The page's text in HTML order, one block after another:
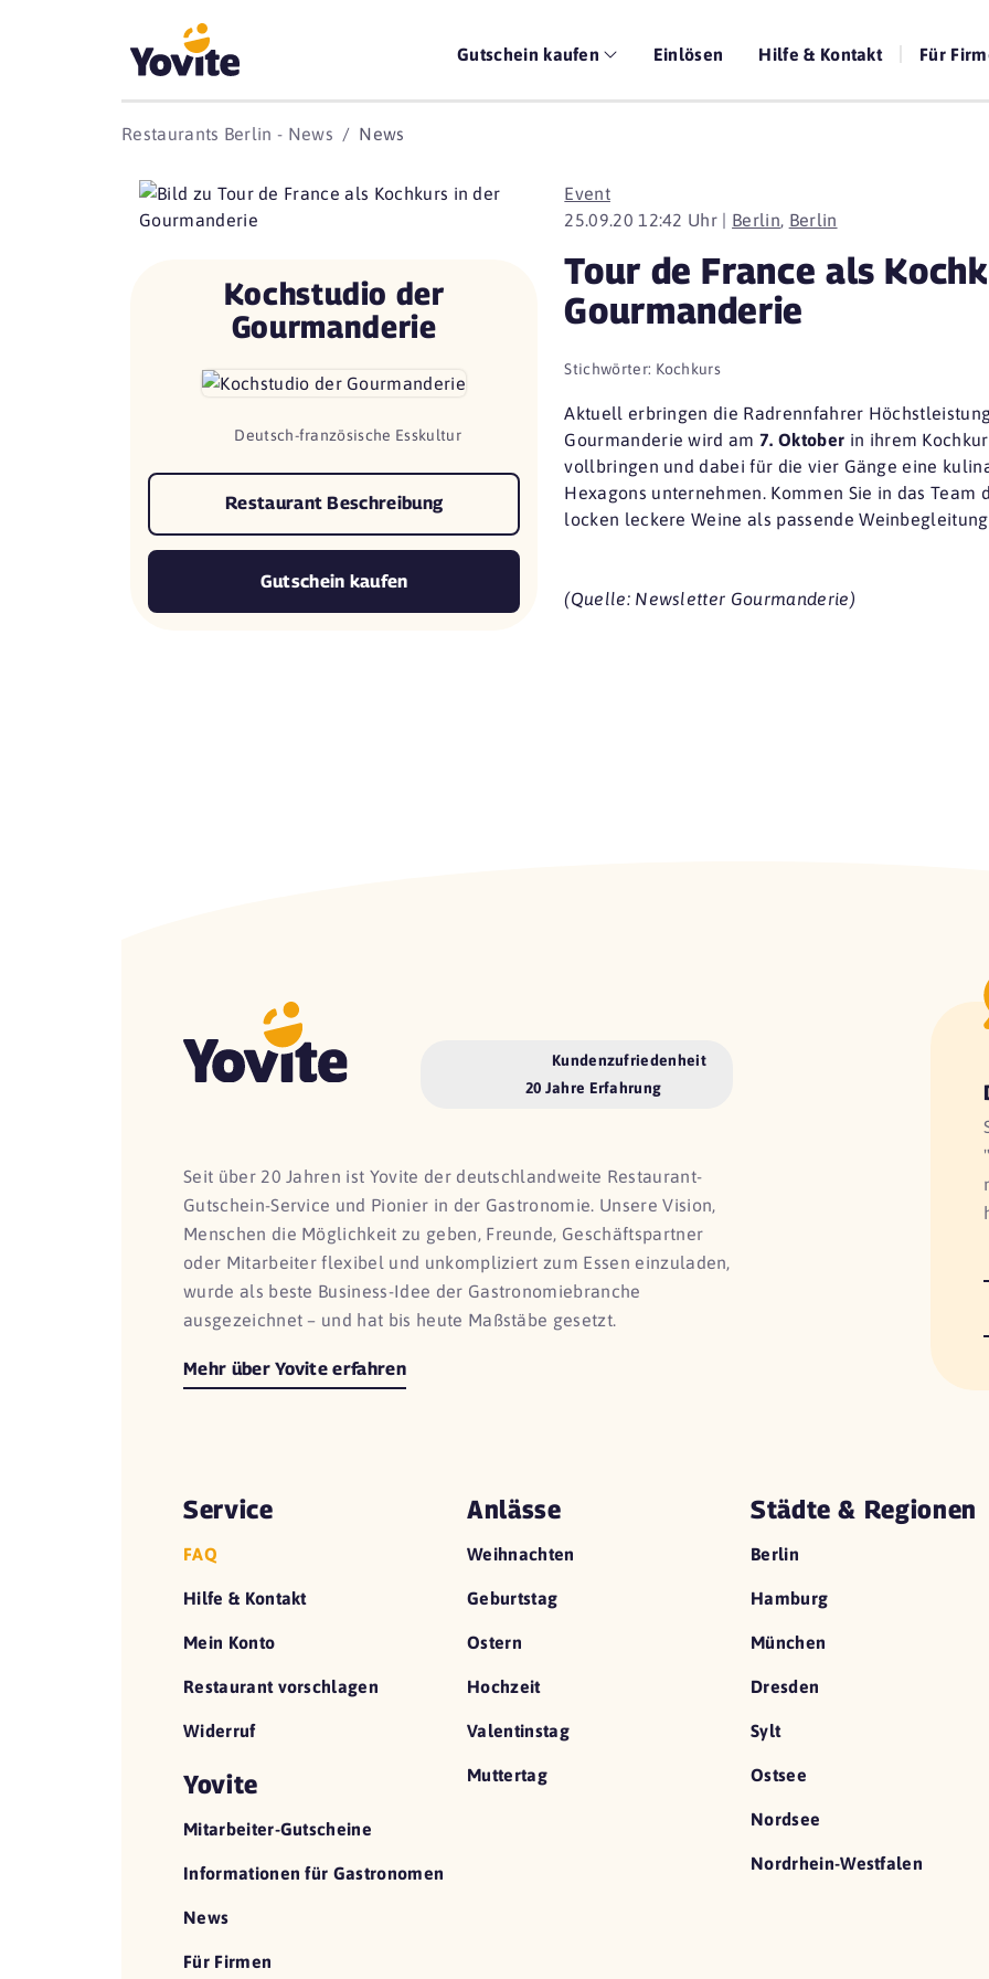
Gutschein kaufen Einlösen Hilfe & Kontakt Für
Restaurants Berlin - News News
Event
25.09.20 12:42 Uhr | Berlin, Berlin
Tour de France als
Gourmanderie
Stichwörter: Kochkurs
Aktuell erbringen die Radrennfahrer
Gourmanderie wird am7. Oktober in ihrem
vollbringen und dabei für die vier Gänge eine
Hexagons unternehmen. Kommen Sie in das
locken leckere Weine als passende
(Quelle: Newsletter Gourmanderie)
Kochstudio der
Gourmanderie
Deutsch-französische Esskultur
Restaurant Beschreibung
Gutschein kaufen
Kundenzufriedenheit
20 Jahre Erfahrung
Seit über 20 Jahren ist Yovite der deutschlandweite Restaurant-
Gutschein-Service und Pionier in der Gastronomie. Unsere Vision,
Menschen die Möglichkeit zu geben, Freunde, Geschäftspartner
oder Mitarbeiter flexibel und unkompliziert zum Essen einzuladen,
wurde als beste Business-Idee der Gastronomiebranche
ausgezeichnet – und hat bis heute Maßstäbe gesetzt.
Mehr über Yovite erfahren
Service
FAQ
Hilfe & Kontakt
Mein Konto
Restaurant vorschlagen
Widerruf
Yovite
Mitarbeiter-Gutscheine
Informationen für Gastronomen
News
Für Firmen
Anlässe
Weihnachten
Geburtstag
Ostern
Hochzeit
Valentinstag
Muttertag
Städte & Regionen
Berlin
Hamburg
München
Dresden
Sylt
Ostsee
Nordsee
Nordrhein-Westfalen